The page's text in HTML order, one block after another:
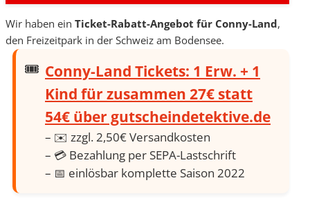
Wir haben ein Ticket-Rabatt-Angebot für Conny-Land,
den Freizeitpark in der Schweiz am Bodensee.
Conny-Land Tickets: 1 Erw. + 1
Kind für zusammen 27€ statt
54€ über gutscheindetektive.de
– ✉️ zzgl. 2,50€ Versandkosten
– 💳 Bezahlung per SEPA-Lastschrift
– 📅 einlösbar komplette Saison 2022